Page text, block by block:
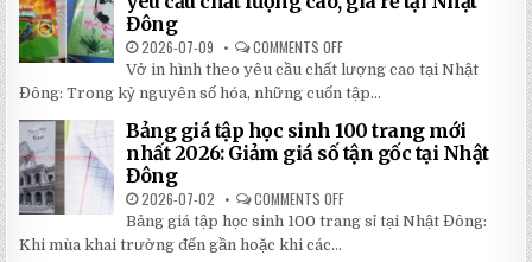
TIẾT
KHI
LẮP
ĐẶT
TRỜI
BỀN
ĐÁNG
ĐẦU
NHẤT
2026
Đông
2026-07-09 COMMENTS OFF
CHỈ
24H
ĐỂ
HOÀN
VỞ
IN
HÌNH
YÊU
CHẤT
LƯỢNG
Vở in hình theo yêu cầu chất lượng cao tại Nhật
Đông: Trong kỷ nguyên số hóa, những cuốn tập...
Bảng giá tập học sinh 100 trang mới
nhất 2026: Giảm giá số tận gốc tại Nhật
Đông
2026-07-02 COMMENTS OFF
BẢNG
GIÁ
Bảng giá tập học sinh 100 trang sỉ tại Nhật Đông:
Khi mùa khai trường đến gần hoặc khi các...